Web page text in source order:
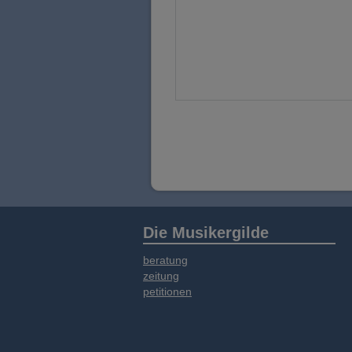
Die Musikergilde
beratung
zeitung
petitionen